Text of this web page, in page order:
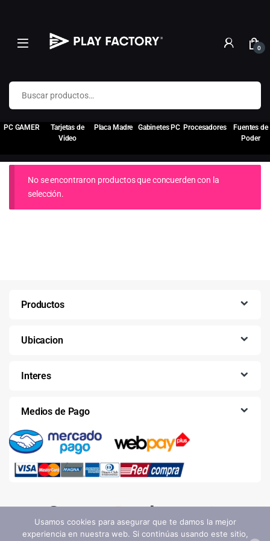
0
Buscar por:
PC GAMER
Tarjetas de
Video
Placa Madre Gabinetes PC Procesadores
Fuentes de
Poder
No se encontraron productos que concuerden con la
selección.
Productos
Ubicacion
Interes
Medios de Pago
Usamos cookies para asegurar que te damos la mejor
experiencia en nuestra web. Si continúas usando este sitio,